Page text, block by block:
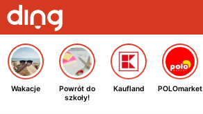
Wakacje
Powrót do
szkoły!
Kaufland POLOmarket